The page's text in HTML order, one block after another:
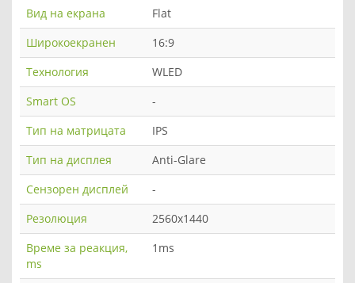
Вид на екрана
Flat
Широкоекранен
16:9
Технология
WLED
Smart OS
-
Тип на матрицата
IPS
Тип на дисплея
Anti-Glare
Сензорен дисплей
-
Резолюция
2560x1440
Време за реакция,
ms
1ms